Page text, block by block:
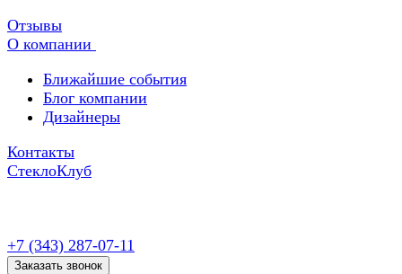
Отзывы
О компании
Ближайшие события
Блог компании
Дизайнеры
Контакты
СтеклоКлуб
+7 (343) 287-07-11
Заказать звонок